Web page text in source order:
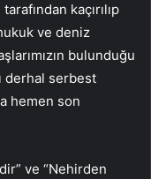
kaçırılıp
ve deniz
bulunduğu
derhal serbest
hemen son
ve “Nehirden